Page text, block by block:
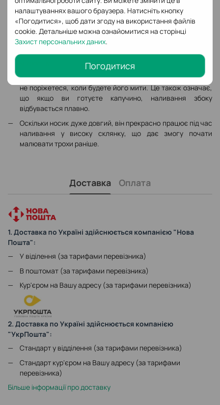
налаштуваннях вашого браузера. Натисніть кнопку
«Погодитися», щоб дати згоду на використання файлів
cookie. Детальніше можна ознайомитися на сторінці
Захист персональних даних.
Погодитися
інструментом, а й символом якості та професіоналізму
вашої кав'ярні.
Верхня частина пітчера-молочника Europa розташована
під кутом, зближуючи стінки. Ця особливість змушує
молоко спінитися рівномірно і забезпечує ідеальну
Край цього молочника заокруглений, що гарантує, що ви
не поріжетеся, коли будете його мити. Це також означає,
що якщо ви готуєте капучино, наливання збоку
відбувається плавно.
Оскільки носик дуже довгий, він прекрасно працює під час
наливання у високу склянку, що дає змогу почати
малювати трохи раніше.
Доставка Оплата
1. Доставка по Україні здійснюється компанією "Нова
Пошта":
У віділення (за тарифами перевізника)
В поштомат (за тарифами перевізника)
Кур'єром на Вашу адресу (за тарифами перевізника)
2. Доставка по Україні здійснюється компанією
"УкрПошта":
Стандарт у відділення (за тарифами перевізника)
Стандарт кур'єром на Вашу адресу (за тарифами
перевізника)
Більше інформації про доставку